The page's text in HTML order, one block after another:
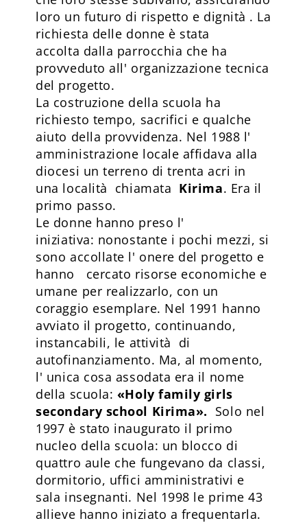
loro un futuro di rispetto e dignità . La
richiesta delle donne è stata
accolta dalla parrocchia che ha
provveduto all' organizzazione tecnica
del progetto.
La costruzione della scuola ha
richiesto tempo, sacrifici e qualche
aiuto della provvidenza. Nel 1988 l'
amministrazione locale affidava alla
diocesi un terreno di trenta acri in
una località chiamata Kirima. Era il
primo passo.
Le donne hanno preso l'
iniziativa: nonostante i pochi mezzi, si
sono accollate l' onere del progetto e
hanno cercato risorse economiche e
umane per realizzarlo, con un
coraggio esemplare. Nel 1991 hanno
avviato il progetto, continuando,
instancabili, le attività di
autofinanziamento. Ma, al momento,
l' unica cosa assodata era il nome
della scuola: «Holy family girls
secondary school Kirima». Solo nel
1997 è stato inaugurato il primo
nucleo della scuola: un blocco di
quattro aule che fungevano da classi,
dormitorio, uffici amministrativi e
sala insegnanti. Nel 1998 le prime 43
allieve hanno iniziato a frequentarla.